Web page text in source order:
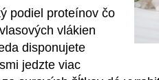
podiel proteínov čo
vlákien
disponujete
jedzte viac